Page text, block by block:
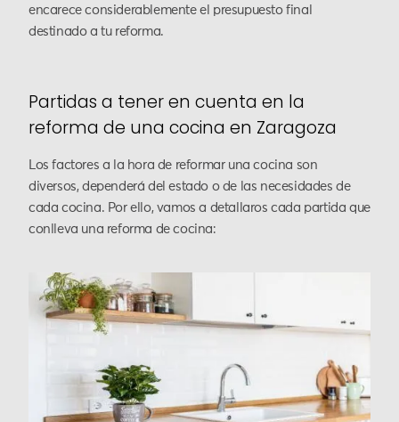
encarece considerablemente el presupuesto final
destinado a tu reforma.
Partidas a tener en cuenta en la
reforma de una cocina en Zaragoza
Los factores a la hora de reformar una cocina son
diversos, dependerá del estado o de las necesidades de
cada cocina. Por ello, vamos a detallaros cada partida que
conlleva una reforma de cocina: